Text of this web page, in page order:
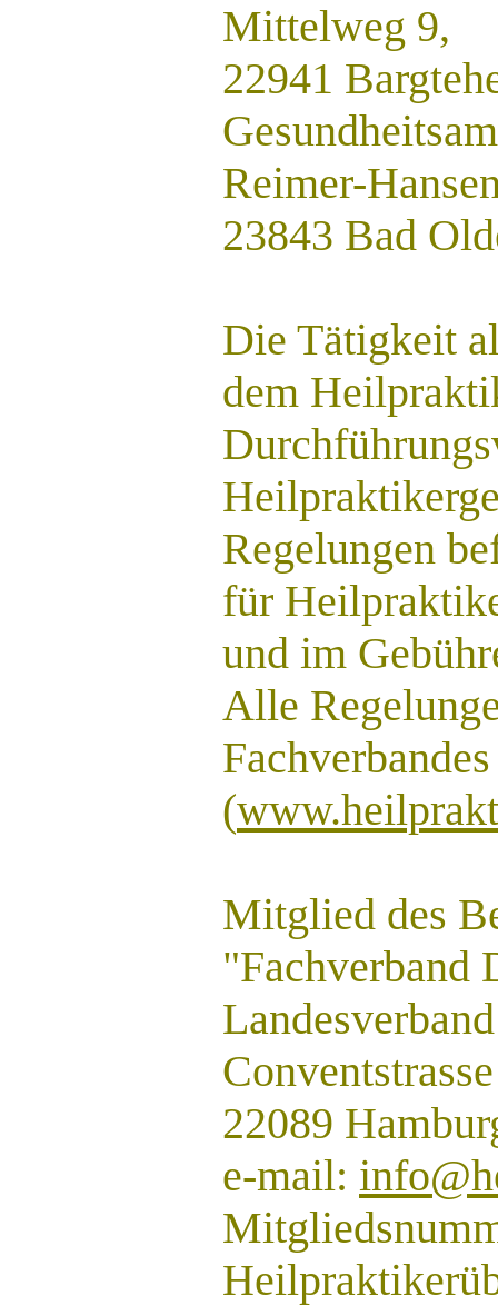
Mittelweg 9,
22941
Reimer-
23843 Bad
Die Tätigkeit
dem
Regelungen
für
und im
Alle
(
Mitglied des
"Fachverband
22089
e-mail: